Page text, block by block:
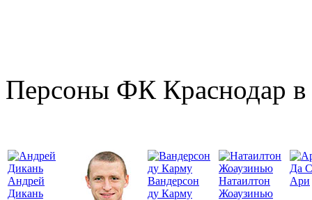
Персоны ФК Краснодар в
Андрей
Дикань
Вандерсон
ду Карму
Натаилтон
Жоаузинью
Да
Ари